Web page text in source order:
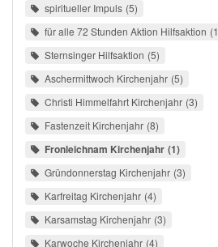
spiritueller Impuls 5
für alle 72 Stunden Aktion Hilfsaktion 1
Sternsinger Hilfsaktion 5
Aschermittwoch Kirchenjahr 5
Christi Himmelfahrt Kirchenjahr 3
Fastenzeit Kirchenjahr 8
Fronleichnam Kirchenjahr 1
Gründonnerstag Kirchenjahr 3
Karfreitag Kirchenjahr 4
Karsamstag Kirchenjahr 3
Karwoche Kirchenjahr 4